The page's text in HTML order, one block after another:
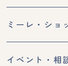
ミーレ・ショ
イベント・相